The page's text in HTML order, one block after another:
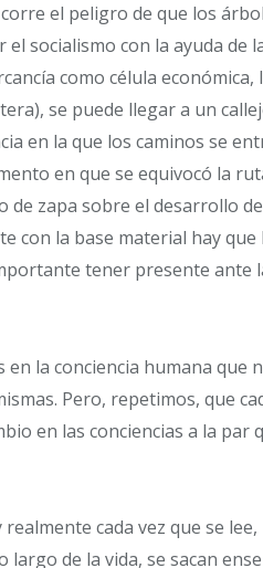
el peligro de que los
socialismo con la ayuda de
como célula
se puede llegar a un
en la que los caminos se
en que se equivocó la
zapa sobre el desarrollo
con la base material hay
tener presente ante
la conciencia humana que
Pero, repetimos, que
en las conciencias a la par
cada vez que se
de la vida, se sacan